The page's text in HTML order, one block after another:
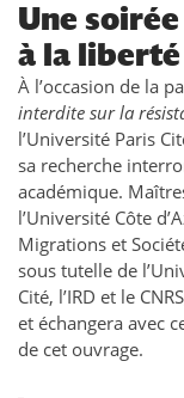
Une
à la
À l’occasion de la
interdite sur la
l’Université Paris
sa recherche
académique.
l’Université Côte
Migrations et
sous tutelle de
Cité, l’IRD et le
et échangera avec
de cet ouvrage.